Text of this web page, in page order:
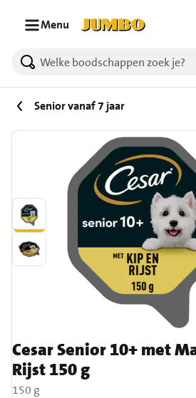
Menu
Senior vanaf 7 jaar
Cesar Senior 10+ met
Rijst 150 g
150 g